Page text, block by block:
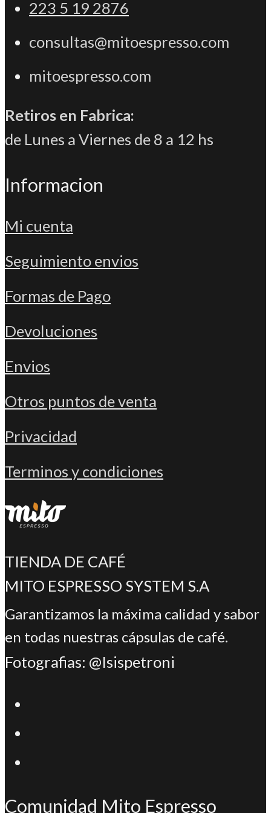
223 5 19 2876
consultas@mitoespresso.com
mitoespresso.com
Retiros en Fabrica:
de Lunes a Viernes de 8 a 12 hs
Informacion
Mi cuenta
Seguimiento envios
Formas de Pago
Devoluciones
Envios
Otros puntos de venta
Privacidad
Terminos y condiciones
TIENDA DE CAFÉ
MITO ESPRESSO SYSTEM S.A
Garantizamos la máxima calidad y sabor
en todas nuestras cápsulas de café.
Fotografias: @Isispetroni
nueva
una
en
Comunidad Mito Espresso